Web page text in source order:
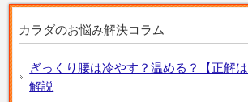
カラダのお悩み解決コラム
ぎっくり腰は冷やす？温める？【正解
解説